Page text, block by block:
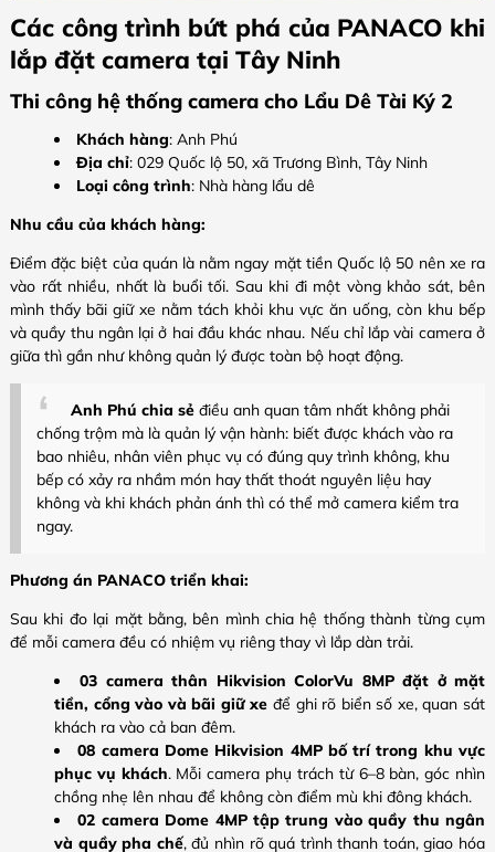
Các công trình bứt phá của PANACO khi
lắp đặt camera tại Tây Ninh
Thi công hệ thống camera cho Lẩu Dê Tài Ký 2
Khách hàng: Anh Phú
Địa chỉ: 029 Quốc lộ 50, xã Trương Bình, Tây Ninh
Loại công trình: Nhà hàng lẩu dê
Nhu cầu của khách hàng:
Điểm đặc biệt của quán là nằm ngay mặt tiền Quốc lộ 50 nên xe ra
vào rất nhiều, nhất là buổi tối. Sau khi đi một vòng khảo sát, bên
mình thấy bãi giữ xe nằm tách khỏi khu vực ăn uống, còn khu bếp
và quầy thu ngân lại ở hai đầu khác nhau. Nếu chỉ lắp vài camera ở
giữa thì gần như không quản lý được toàn bộ hoạt động.
Anh Phú chia sẻ điều anh quan tâm nhất không phải
chống trộm mà là quản lý vận hành: biết được khách vào ra
bao nhiêu, nhân viên phục vụ có đúng quy trình không, khu
bếp có xảy ra nhầm món hay thất thoát nguyên liệu hay
không và khi khách phản ánh thì có thể mở camera kiểm tra
ngay.
Phương án PANACO triển khai:
Sau khi đo lại mặt bằng, bên mình chia hệ thống thành từng cụm
để mỗi camera đều có nhiệm vụ riêng thay vì lắp dàn trải.
03 camera thân Hikvision ColorVu 8MP đặt ở mặt
tiền, cổng vào và bãi giữ xe để ghi rõ biển số xe, quan sát
khách ra vào cả ban đêm.
08 camera Dome Hikvision 4MP bố trí trong khu vực
phục vụ khách. Mỗi camera phụ trách từ 6–8 bàn, góc nhìn
chồng nhẹ lên nhau để không còn điểm mù khi đông khách.
02 camera Dome 4MP tập trung vào quầy thu ngân
và quầy pha chế, đủ nhìn rõ quá trình thanh toán, giao hóa